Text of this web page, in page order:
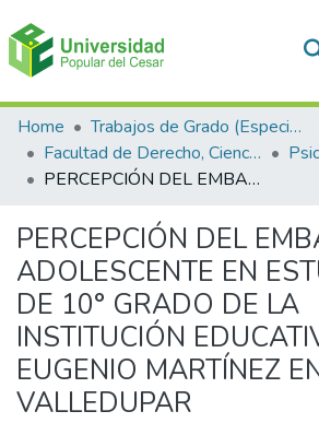
Communities & Collections
All of DSpace
Home Trabajos de Grado (Especializaciones y Pregrados)
Facultad de Derecho, Ciencias Políticas y Sociales.
PERCEPCIÓN DEL EMBARAZO ADOLESCENTE EN ESTUDIANTES DE 10° GRADO DE LA INSTITUCIÓN EDUCATIVA JOSÉ EUGENIO MARTÍNEZ EN VALLEDUPAR
PERCEPCIÓN DEL
ADOLESCENTE EN
DE 10° GRADO DE LA
INSTITUCIÓN
EUGENIO MARTÍNEZ
VALLEDUPAR